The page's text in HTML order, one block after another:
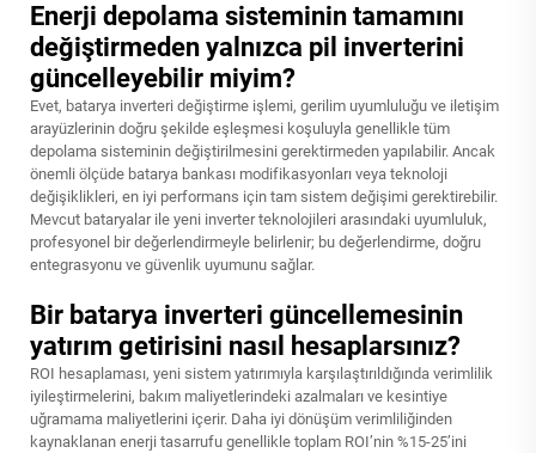
Enerji depolama sisteminin tamamını
değiştirmeden yalnızca pil inverterini
güncelleyebilir miyim?
Evet, batarya inverteri değiştirme işlemi, gerilim uyumluluğu ve iletişim
arayüzlerinin doğru şekilde eşleşmesi koşuluyla genellikle tüm
depolama sisteminin değiştirilmesini gerektirmeden yapılabilir. Ancak
önemli ölçüde batarya bankası modifikasyonları veya teknoloji
değişiklikleri, en iyi performans için tam sistem değişimi gerektirebilir.
Mevcut bataryalar ile yeni inverter teknolojileri arasındaki uyumluluk,
profesyonel bir değerlendirmeyle belirlenir; bu değerlendirme, doğru
entegrasyonu ve güvenlik uyumunu sağlar.
Bir batarya inverteri güncellemesinin
yatırım getirisini nasıl hesaplarsınız?
ROI hesaplaması, yeni sistem yatırımıyla karşılaştırıldığında verimlilik
iyileştirmelerini, bakım maliyetlerindeki azalmaları ve kesintiye
uğramama maliyetlerini içerir. Daha iyi dönüşüm verimliliğinden
kaynaklanan enerji tasarrufu genellikle toplam ROI’nin %15-25’ini